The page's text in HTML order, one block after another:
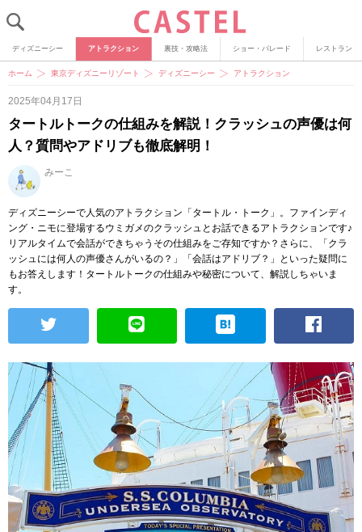
ディズニーシー アトラクション 裏技・攻略法 ショー・パレード レストラン
ホーム 東京ディズニーリゾート ディズニーシー アトラクション
2025年04月17日
タートルトークの仕組みを解説！クラッシュの声優は何
人？質問やアドリブも徹底解明！
みーこ
ディズニーシーで人気のアトラクション「タートル・トーク」。ファインディ
ング・ニモに登場するウミガメのクラッシュとお話できるアトラクションです♪
リアルタイムで会話ができちゃうその仕組みをご存知ですか？さらに、「クラ
ッシュには何人の声優さんがいるの？」「会話はアドリブ？」といった疑問に
もお答えします！タートルトークの仕組みや秘密について、解説しちゃいま
す。